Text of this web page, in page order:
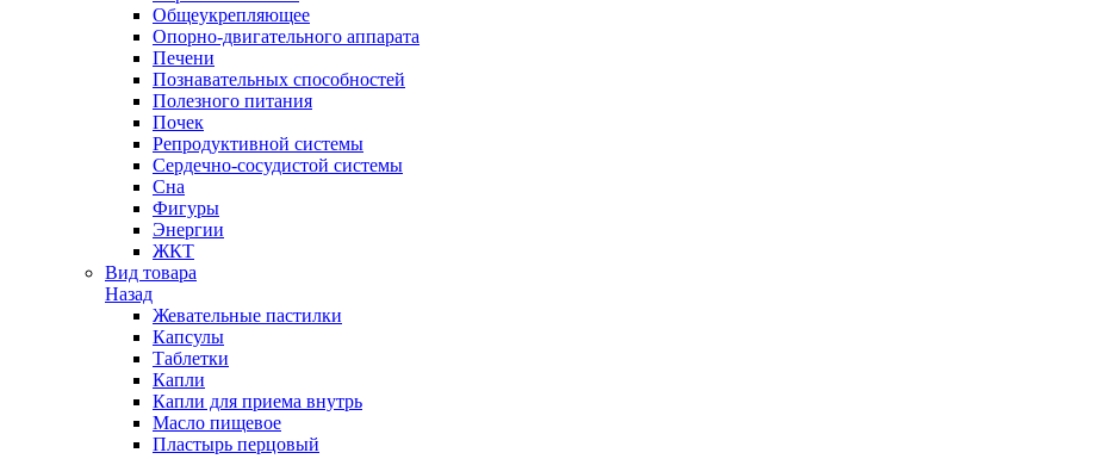
Общеукрепляющее
Опорно-двигательного аппарата
Печени
Познавательных способностей
Полезного питания
Почек
Репродуктивной системы
Сердечно-сосудистой системы
Сна
Фигуры
Энергии
ЖКТ
Вид товара
Назад
Жевательные пастилки
Капсулы
Таблетки
Капли
Капли для приема внутрь
Масло пищевое
Пластырь перцовый